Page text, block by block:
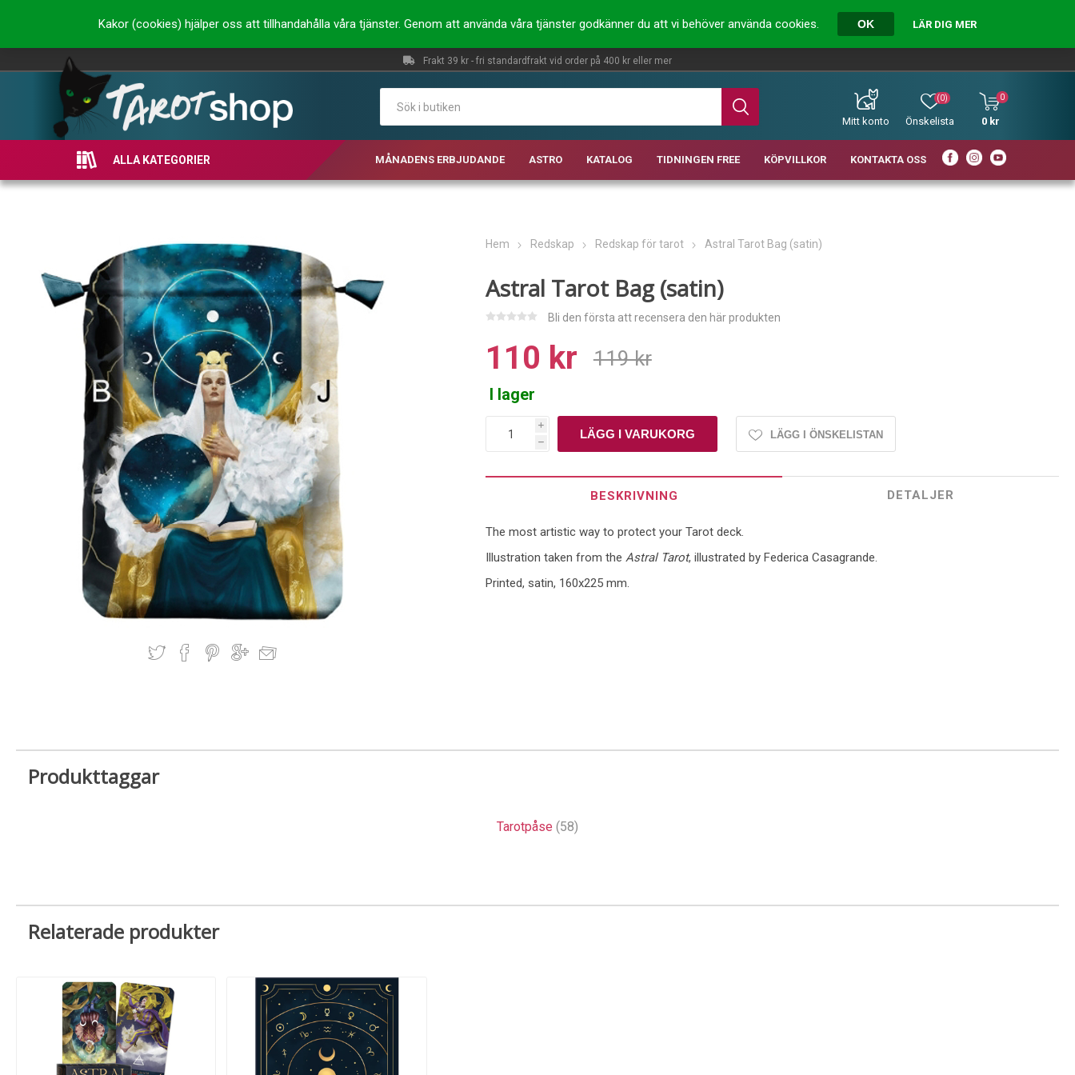
Kakor (cookies) hjälper oss att tillhandahålla våra tjänster. Genom att använda våra tjänster godkänner du att vi behöver använda cookies. OK LÄR DIG MER
Frakt 39 kr - fri standardfrakt vid order på 400 kr eller mer
Mitt konto Önskelista
(0) 0
0 kr
ALLA KATEGORIER MÅNADENS ERBJUDANDE ASTRO KATALOG TIDNINGEN FREE KÖPVILLKOR KONTAKTA OSS
Hem Redskap Redskap för tarot Astral Tarot Bag (satin)
Astral Tarot Bag (satin)
Bli den första att recensera den här produkten
119 kr
110 kr
I lager
i
h
LÄGG I ÖNSKELISTAN
BESKRIVNING DETALJER
The most artistic way to protect your Tarot deck.
Illustration taken from the Astral Tarot, illustrated by Federica Casagrande.
Printed, satin, 160x225 mm.
Produkttaggar
Tarotpåse (58)
Relaterade produkter